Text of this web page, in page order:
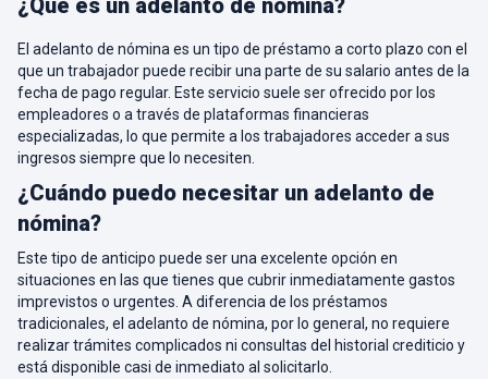
¿Qué es un adelanto de nómina?
El adelanto de nómina es un tipo de préstamo a corto plazo con el
que un trabajador puede recibir una parte de su salario antes de la
fecha de pago regular. Este servicio suele ser ofrecido por los
empleadores o a través de plataformas financieras
especializadas, lo que permite a los trabajadores acceder a sus
ingresos siempre que lo necesiten.
¿Cuándo puedo necesitar un adelanto de
nómina?
Este tipo de anticipo puede ser una excelente opción en
situaciones en las que tienes que cubrir inmediatamente gastos
imprevistos o urgentes. A diferencia de los préstamos
tradicionales, el adelanto de nómina, por lo general, no requiere
realizar trámites complicados ni consultas del historial crediticio y
está disponible casi de inmediato al solicitarlo.